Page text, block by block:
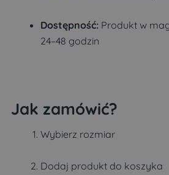
Dostępność: Produkt w
24–48 godzin
Jak zamówić?
Wybierz rozmiar
Dodaj produkt do koszyka